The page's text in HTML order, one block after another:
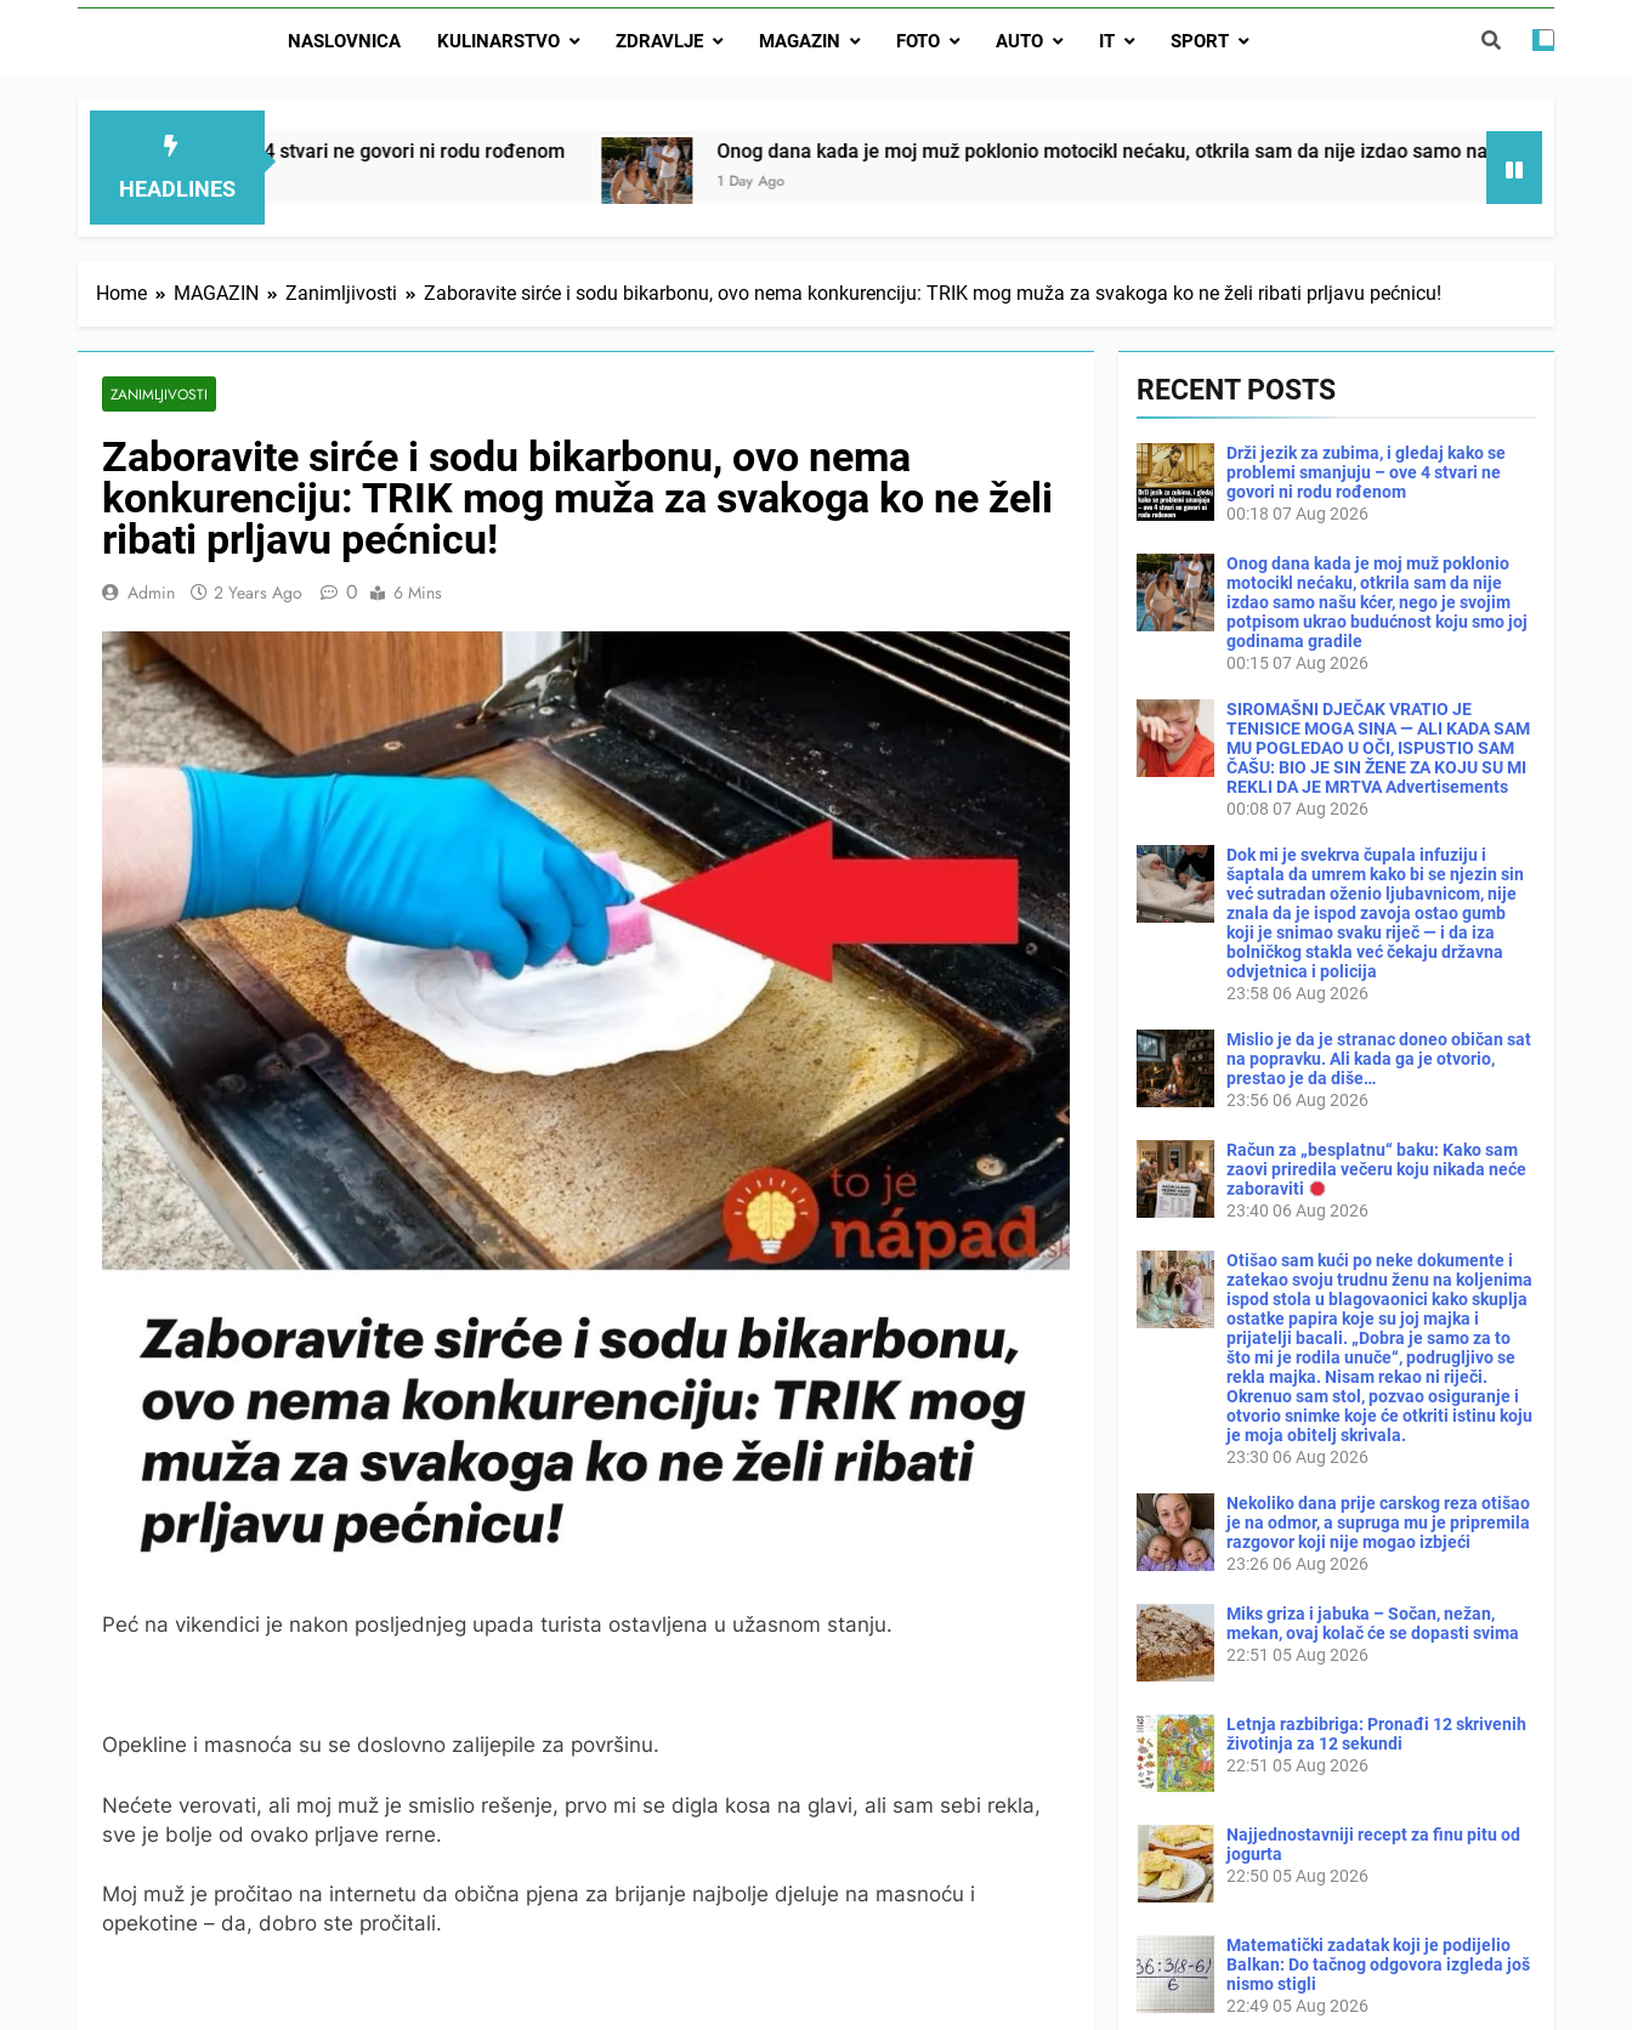
Onog dana kada je moj muž poklonio motocikl nećaku, otkrila sam da nije izdao samo našu kćer, nego je
Dok mi je svekrva čupala infuziju i šaptala da umrem kako bi se njezin sin već sutradan oženio ljubavnicom,
nije znala da je ispod zavoja ostao gumb koji je snimao svaku riječ — i da iza bolničkog stakla već čekaju
NASLOVNICA KULINARSTVO ZDRAVLJE MAGAZIN FOTO AUTO IT SPORT
HEADLINES
– ove 4 stvari ne govori ni rodu rođenom Onog dana kada je moj muž poklonio motocikl nećaku, otkrila sam da nije izdao samo našu kćer, nego je svojim potpisom
Home MAGAZIN Zanimljivosti Zaboravite sirće i sodu bikarbonu, ovo nema konkurenciju: TRIK mog muža za svakoga ko ne želi ribati prljavu pećnicu!
ZANIMLJIVOSTI
Zaboravite sirće i sodu bikarbonu, ovo nema
konkurenciju: TRIK mog muža za svakoga ko ne želi
ribati prljavu pećnicu!
Admin 2 Years Ago 0 6 Mins
Peć na vikendici je nakon posljednjeg upada turista ostavljena u užasnom stanju.
Opekline i masnoća su se doslovno zalijepile za površinu.
Nećete verovati, ali moj muž je smislio rešenje, prvo mi se digla kosa na glavi, ali sam sebi rekla,
sve je bolje od ovako prljave rerne.
Moj muž je pročitao na internetu da obična pjena za brijanje najbolje djeluje na masnoću i
opekotine – da, dobro ste pročitali.
RECENT POSTS
Drži jezik za zubima, i gledaj kako se
problemi smanjuju – ove 4 stvari ne
govori ni rodu rođenom
00:18 07 Aug 2026
Onog dana kada je moj muž poklonio
motocikl nećaku, otkrila sam da nije
izdao samo našu kćer, nego je svojim
potpisom ukrao budućnost koju smo joj
godinama gradile
00:15 07 Aug 2026
SIROMAŠNI DJEČAK VRATIO JE
TENISICE MOGA SINA — ALI KADA SAM
MU POGLEDAO U OČI, ISPUSTIO SAM
ČAŠU: BIO JE SIN ŽENE ZA KOJU SU MI
REKLI DA JE MRTVA Advertisements
00:08 07 Aug 2026
Dok mi je svekrva čupala infuziju i
šaptala da umrem kako bi se njezin sin
već sutradan oženio ljubavnicom, nije
znala da je ispod zavoja ostao gumb
koji je snimao svaku riječ — i da iza
bolničkog stakla već čekaju državna
odvjetnica i policija
23:58 06 Aug 2026
Mislio je da je stranac doneo običan sat
na popravku. Ali kada ga je otvorio,
prestao je da diše…
23:56 06 Aug 2026
Račun za „besplatnu“ baku: Kako sam
zaovi priredila večeru koju nikada neće
zaboraviti
23:40 06 Aug 2026
Otišao sam kući po neke dokumente i
zatekao svoju trudnu ženu na koljenima
ispod stola u blagovaonici kako skuplja
ostatke papira koje su joj majka i
prijatelji bacali. „Dobra je samo za to
što mi je rodila unuče“, podrugljivo se
rekla majka. Nisam rekao ni riječi.
Okrenuo sam stol, pozvao osiguranje i
otvorio snimke koje će otkriti istinu koju
je moja obitelj skrivala.
23:30 06 Aug 2026
Nekoliko dana prije carskog reza otišao
je na odmor, a supruga mu je pripremila
razgovor koji nije mogao izbjeći
23:26 06 Aug 2026
Miks griza i jabuka – Sočan, nežan,
mekan, ovaj kolač će se dopasti svima
22:51 05 Aug 2026
Letnja razbibriga: Pronađi 12 skrivenih
životinja za 12 sekundi
22:51 05 Aug 2026
Najjednostavniji recept za finu pitu od
jogurta
22:50 05 Aug 2026
Matematički zadatak koji je podijelio
Balkan: Do tačnog odgovora izgleda još
nismo stigli
22:49 05 Aug 2026